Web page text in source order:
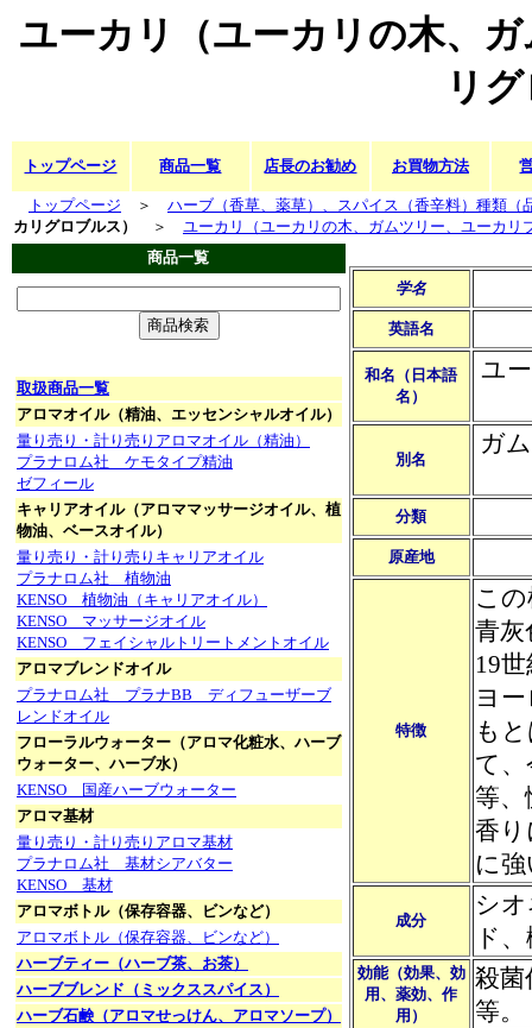
ユーカリ（ユーカリの木、
リ
トップページ 商品一覧 店長のお勧め お買物方法
トップページ ＞ ハーブ（香草、薬草）、スパイス（香辛料）種類（
カリグロブルス）
＞ ユーカリ（ユーカリの木、ガムツリー、ユーカ
商品一覧
学名
英語名
和名（日本語
名）
ユ
別名
ガ
分類
原産地
特徴
こ
青灰
19
ヨ
も
て
等、
香り
に
成分
シ
ド
効能（効果、効
用、薬効、作
用）
殺菌
等。
取扱商品一覧
アロマオイル（精油、エッセンシャルオイル）
量り売り・計り売りアロマオイル（精油）
プラナロム社 ケモタイプ精油
ゼフィール
キャリアオイル（アロママッサージオイル、植
物油、ベースオイル）
量り売り・計り売りキャリアオイル
プラナロム社 植物油
KENSO 植物油（キャリアオイル）
KENSO マッサージオイル
KENSO フェイシャルトリートメントオイル
アロマブレンドオイル
プラナロム社 プラナBB ディフューザーブ
レンドオイル
フローラルウォーター（アロマ化粧水、ハーブ
ウォーター、ハーブ水）
KENSO 国産ハーブウォーター
アロマ基材
量り売り・計り売りアロマ基材
プラナロム社 基材シアバター
KENSO 基材
アロマボトル（保存容器、ビンなど）
アロマボトル（保存容器、ビンなど）
ハーブティー（ハーブ茶、お茶）
ハーブブレンド（ミックススパイス）
ハーブ石鹸（アロマせっけん、アロマソープ）